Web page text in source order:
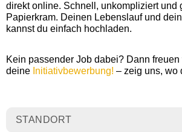
direkt online. Schnell, unkompliziert und
Papierkram. Deinen Lebenslauf und
kannst du einfach hochladen.
Kein passender Job dabei? Dann
deine Initiativbewerbung! – zeig uns, wo
STANDORT